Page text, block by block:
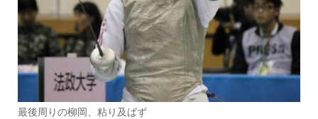
最後周りの柳岡、粘り及ばず